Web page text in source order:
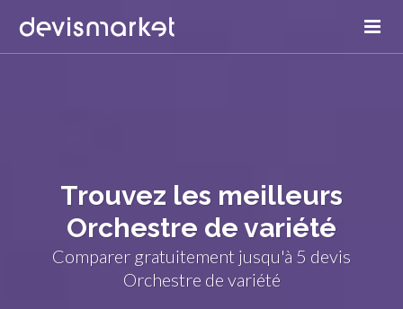
Trouvez les meilleurs
Orchestre de variété
Comparer gratuitement jusqu'à 5 devis
Orchestre de variété